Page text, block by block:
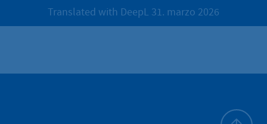
Translated with DeepL 31. marzo 2026